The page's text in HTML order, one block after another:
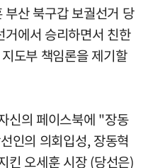
산 북구갑 보궐선거 당
에서 승리하면서 친한
도부 책임론을 제기할
신의 페이스북에 "장동
인의 의회입성, 장동혁
킨 오세훈 시장 (당선은)